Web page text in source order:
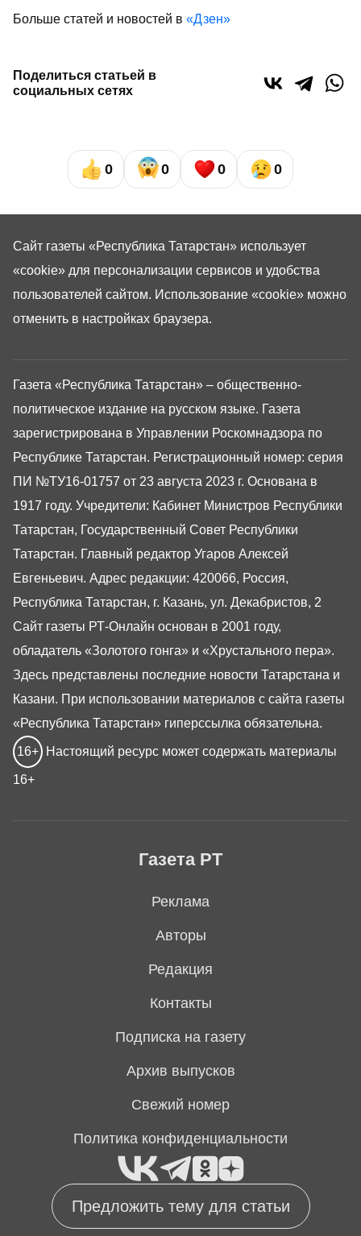
Больше статей и новостей в «Дзен»
Поделиться статьей в
социальных сетях
0 0 0 0
Предложить тему для статьи
Газета РТ
Реклама
Авторы
Редакция
Контакты
Подписка на газету
Архив выпусков
Свежий номер
Политика конфиденциальности
Газета «Республика Татарстан» – общественно-
политическое издание на русском языке. Газета
зарегистрирована в Управлении Роскомнадзора по
Республике Татарстан. Регистрационный номер: серия
ПИ №ТУ16-01757 от 23 августа 2023 г. Основана в
1917 году. Учредители: Кабинет Министров Республики
Татарстан, Государственный Совет Республики
Татарстан. Главный редактор Угаров Алексей
Евгеньевич. Адрес редакции: 420066, Россия,
Республика Татарстан, г. Казань, ул. Декабристов, 2
Сайт газеты РТ-Онлайн основан в 2001 году,
обладатель «Золотого гонга» и «Хрустального пера».
Здесь представлены последние новости Татарстана и
Казани. При использовании материалов с сайта газеты
«Республика Татарстан» гиперссылка обязательна.
16+ Настоящий ресурс может содержать материалы
16+
Сайт газеты «Республика Татарстан» использует
«cookie» для персонализации сервисов и удобства
пользователей сайтом. Использование «cookie» можно
отменить в настройках браузера.